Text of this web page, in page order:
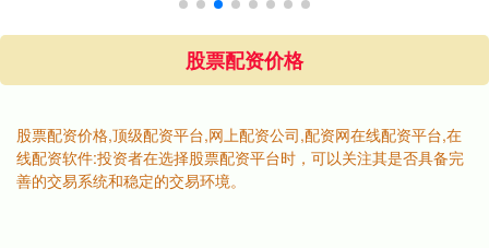
股票配资价格
股票配资价格,顶级配资平台,网上配资公司,配资网在线配资平台,在
线配资软件:投资者在选择股票配资平台时，可以关注其是否具备完
善的交易系统和稳定的交易环境。